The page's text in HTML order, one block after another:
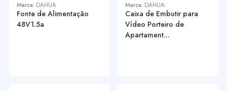
Marca: DAHUA
Fonte de Alimentação
48V1.5a
Marca: DAHUA
Caixa de Embutir para
Vídeo Porteiro de
Apartament...